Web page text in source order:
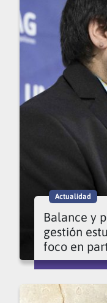
Actualidad
Balance y
gestión
foco en